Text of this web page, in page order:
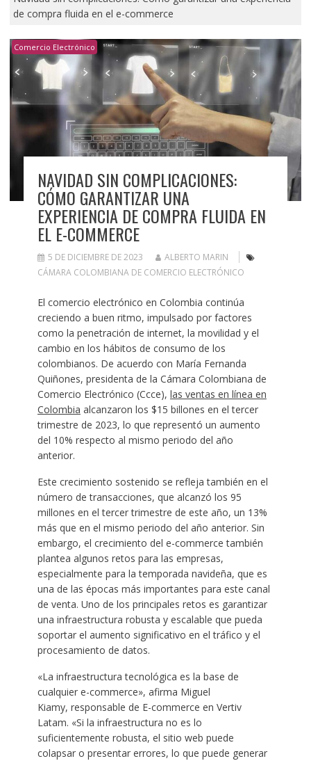
de compra fluida en el e-commerce
Comercio Electrónico
NAVIDAD SIN COMPLICACIONES:
CÓMO GARANTIZAR UNA
EXPERIENCIA DE COMPRA FLUIDA EN
EL E-COMMERCE
5 DE DICIEMBRE DE 2023
ALBERTO MARIN
CÁMARA COLOMBIANA DE COMERCIO ELECTRÓNICO
El comercio electrónico en Colombia continúa
creciendo a buen ritmo, impulsado por factores
como la penetración de internet, la movilidad y el
cambio en los hábitos de consumo de los
colombianos. De acuerdo con María Fernanda
Quiñones, presidenta de la Cámara Colombiana de
Comercio Electrónico (Ccce), las ventas en línea en
Colombia alcanzaron los $15 billones en el tercer
trimestre de 2023, lo que representó un aumento
del 10% respecto al mismo periodo del año
anterior.
Este crecimiento sostenido se refleja también en el
número de transacciones, que alcanzó los 95
millones en el tercer trimestre de este año, un 13%
más que en el mismo periodo del año anterior. Sin
embargo, el crecimiento del e-commerce también
plantea algunos retos para las empresas,
especialmente para la temporada navideña, que es
una de las épocas más importantes para este canal
de venta. Uno de los principales retos es garantizar
una infraestructura robusta y escalable que pueda
soportar el aumento significativo en el tráfico y el
procesamiento de datos.
«La infraestructura tecnológica es la base de
cualquier e-commerce», afirma Miguel
Kiamy, responsable de E-commerce en Vertiv
Latam. «Si la infraestructura no es lo
suficientemente robusta, el sitio web puede
colapsar o presentar errores, lo que puede generar